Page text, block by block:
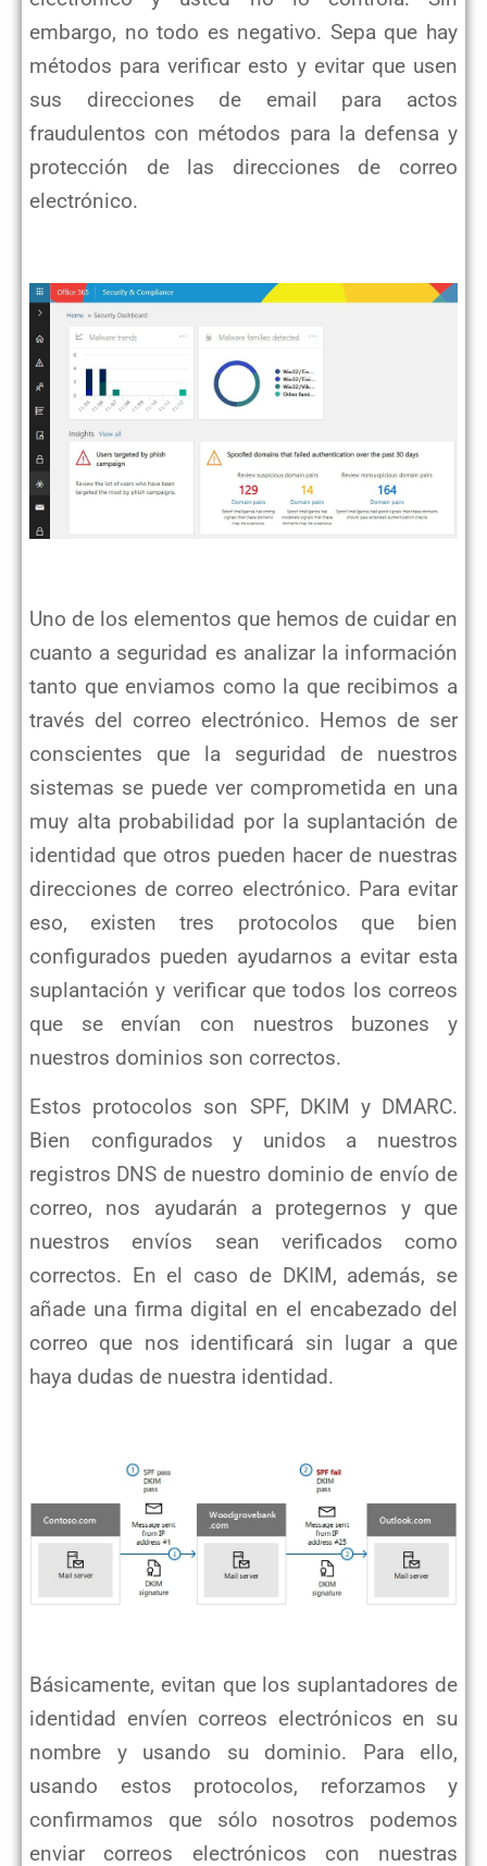
embargo, no todo es negativo. Sepa que hay
métodos para verificar esto y evitar que usen
sus direcciones de email para actos
fraudulentos con métodos para la defensa y
protección de las direcciones de correo
electrónico.
Uno de los elementos que hemos de cuidar en
cuanto a seguridad es analizar la información
tanto que enviamos como la que recibimos a
través del correo electrónico. Hemos de ser
conscientes que la seguridad de nuestros
sistemas se puede ver comprometida en una
muy alta probabilidad por la suplantación de
identidad que otros pueden hacer de nuestras
direcciones de correo electrónico. Para evitar
eso, existen tres protocolos que bien
configurados pueden ayudarnos a evitar esta
suplantación y verificar que todos los correos
que se envían con nuestros buzones y
nuestros dominios son correctos.
Estos protocolos son SPF, DKIM y DMARC.
Bien configurados y unidos a nuestros
registros DNS de nuestro dominio de envío de
correo, nos ayudarán a protegernos y que
nuestros envíos sean verificados como
correctos. En el caso de DKIM, además, se
añade una firma digital en el encabezado del
correo que nos identificará sin lugar a que
haya dudas de nuestra identidad.
Básicamente, evitan que los suplantadores de
identidad envíen correos electrónicos en su
nombre y usando su dominio. Para ello,
usando estos protocolos, reforzamos y
confirmamos que sólo nosotros podemos
enviar correos electrónicos con nuestras